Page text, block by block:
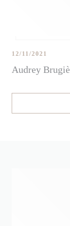
Audrey
12/11/2021